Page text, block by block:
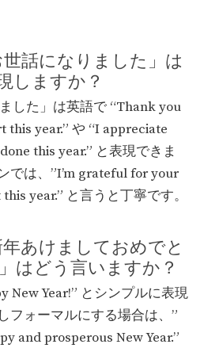
世話になりました」は
しますか？
した」は英語で “Thank you
year.” や “I appreciate
this year.” と表現できま
では、”I’m grateful for your
year.” と言うと丁寧です。
年あけましておめでと
はどう言いますか？
New Year!” とシンプルに表現
フォーマルにする場合は、”
and prosperous New Year.”